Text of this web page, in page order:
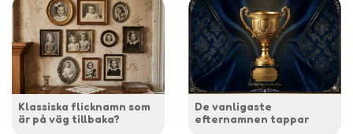
Klassiska flicknamn som
är på väg tillbaka?
De vanligaste
efternamnen tappar